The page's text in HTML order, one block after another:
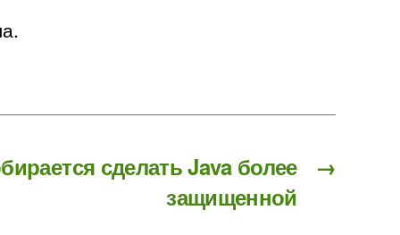
→
сделать Java более
защищенной